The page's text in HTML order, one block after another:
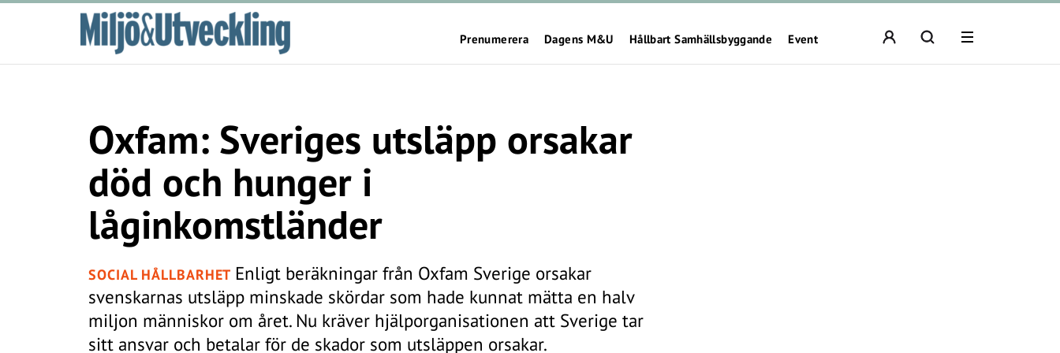
Prenumerera Dagens M&U Hållbart Samhällsbyggande Event
Oxfam: Sveriges utsläpp orsakar
död och hunger i
låginkomstländer
SOCIAL HÅLLBARHET Enligt beräkningar från Oxfam Sverige orsakar
svenskarnas utsläpp minskade skördar som hade kunnat mätta en halv
miljon människor om året. Nu kräver hjälporganisationen att Sverige tar
sitt ansvar och betalar för de skador som utsläppen orsakar.